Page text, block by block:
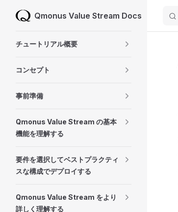
Skip to content
Qmonus Value Stream Docs
チュートリアル概要
コンセプト
事前準備
Qmonus Value Stream の基本
機能を理解する
要件を選択してベストプラクティ
スな構成でデプロイする
Qmonus Value Stream をより
詳しく理解する